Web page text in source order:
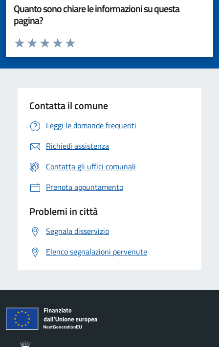
Quanto sono chiare le informazioni su questa
pagina?
Valuta da 1 a 5 stelle la pagina
Valuta 5 stelle su 5
Valuta 4 stelle su 5
Valuta 3 stelle su 5
Valuta 2 stelle su 5
Valuta 1 stelle su 5
Contatta il comune
Leggi le domande frequenti
Richiedi assistenza
Contatta gli uffici comunali
Prenota appuntamento
Problemi in città
Segnala disservizio
Elenco segnalazioni pervenute